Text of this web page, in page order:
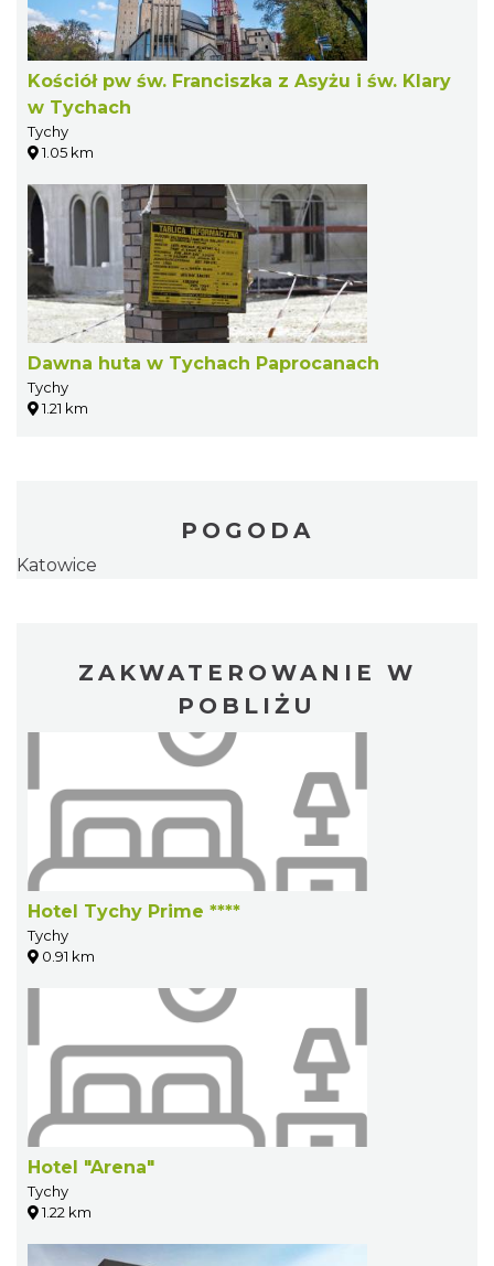
Kościół pw św. Franciszka z Asyżu i św. Klary
w Tychach
Tychy
1.05 km
Dawna huta w Tychach Paprocanach
Tychy
1.21 km
POGODA
Katowice
ZAKWATEROWANIE W
POBLIŻU
Hotel Tychy Prime ****
Tychy
0.91 km
Hotel "Arena"
Tychy
1.22 km